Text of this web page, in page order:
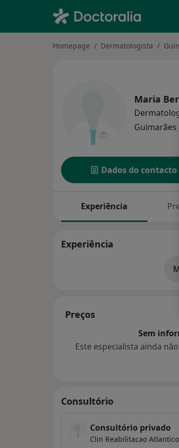
Homepage Dermatologista
Maria
Guimarães
Dados do contacto
Experiência
Experiência
Preços
Sem
Este especialista ainda
Consultório
Consultório privado
Clin Reabilitacao